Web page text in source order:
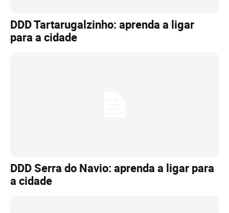
DDD Tartarugalzinho: aprenda a ligar
para a cidade
DDD Serra do Navio: aprenda a ligar para
a cidade